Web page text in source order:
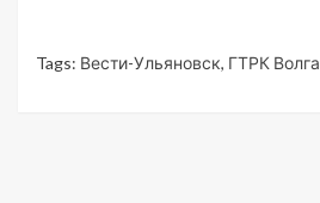
Tags: Вести-Ульяновск, ГТРК Волга